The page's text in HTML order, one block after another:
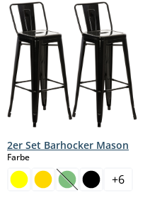
2er Set Barhocker Mason
Farbeauswählen
(Diese Option ist
+6